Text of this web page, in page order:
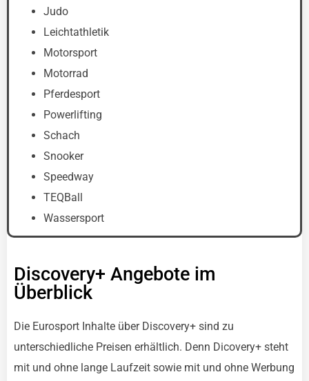
Judo
Leichtathletik
Motorsport
Motorrad
Pferdesport
Powerlifting
Schach
Snooker
Speedway
TEQBall
Wassersport
Discovery+ Angebote im
Überblick
Die Eurosport Inhalte über Discovery+ sind zu
unterschiedliche Preisen erhältlich. Denn Dicovery+ steht
mit und ohne lange Laufzeit sowie mit und ohne Werbung